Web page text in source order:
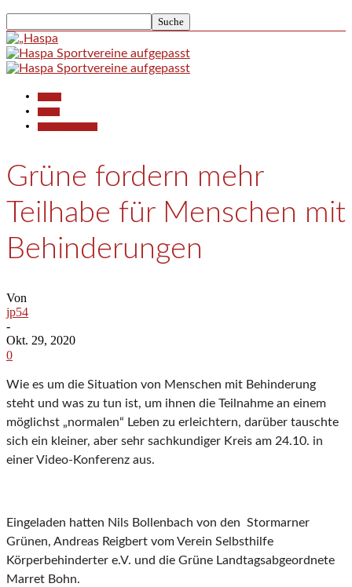
Grüne fordern mehr
Teilhabe für Menschen mit
Behinderungen
Von
jp54
-
Okt. 29, 2020
0
Wie es um die Situation von Menschen mit Behinderung
steht und was zu tun ist, um ihnen die Teilnahme an einem
möglichst „normalen“ Leben zu erleichtern, darüber tauschte
sich ein kleiner, aber sehr sachkundiger Kreis am 24.10. in
einer Video-Konferenz aus.
Eingeladen hatten Nils Bollenbach von den Stormarner
Grünen, Andreas Reigbert vom Verein Selbsthilfe
Körperbehinderter e.V. und die Grüne Landtagsabgeordnete
Marret Bohn.